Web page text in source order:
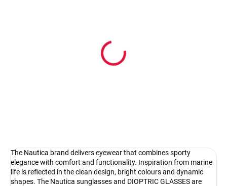
Pouzdro na sluneční brýle
The Nautica brand delivers eyewear that combines sporty
elegance with comfort and functionality. Inspiration from marine
life is reflected in the clean design, bright colours and dynamic
shapes. The Nautica sunglasses and DIOPTRIC GLASSES are